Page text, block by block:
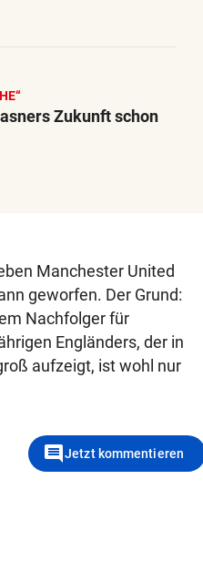
Zukunft schon
Manchester United
geworfen. Der Grund:
Nachfolger für
Engländers, der in
aufzeigt, ist wohl nur
commentJetzt kommentieren